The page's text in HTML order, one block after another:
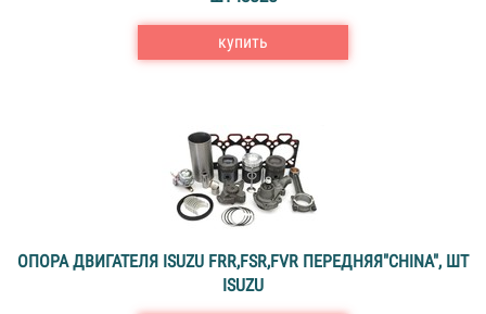
купить
ОПОРА ДВИГАТЕЛЯ ISUZU FRR,FSR,FVR ПЕРЕДНЯЯ"CHINA", ШТ
ISUZU